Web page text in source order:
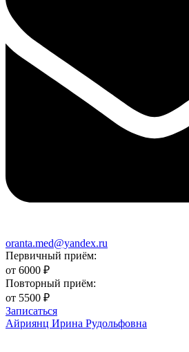
oranta.med@yandex.ru
Первичный приём:
от 6000 ₽
Повторный приём:
от 5500 ₽
Записаться
Айриянц Ирина Рудольфовна